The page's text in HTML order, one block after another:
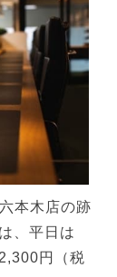
本木店の跡
、平日は
円（税